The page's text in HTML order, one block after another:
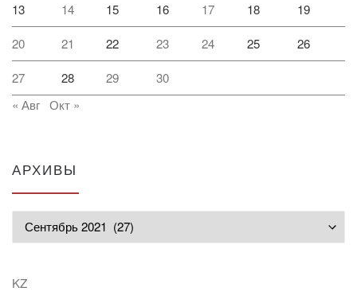
13 14 15 16 17 18 19
20 21 22 23 24 25 26
27 28 29
30
« Авг Окт »
АРХИВЫ
KZ